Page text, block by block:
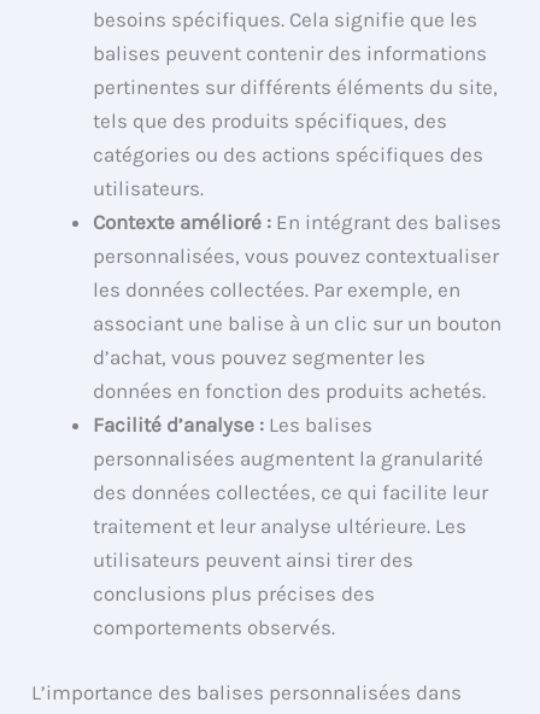
besoins spécifiques. Cela signifie que les
balises peuvent contenir des informations
pertinentes sur différents éléments du site,
tels que des produits spécifiques, des
catégories ou des actions spécifiques des
utilisateurs.
Contexte amélioré : En intégrant des balises
personnalisées, vous pouvez contextualiser
les données collectées. Par exemple, en
associant une balise à un clic sur un bouton
d’achat, vous pouvez segmenter les
données en fonction des produits achetés.
Facilité d’analyse : Les balises
personnalisées augmentent la granularité
des données collectées, ce qui facilite leur
traitement et leur analyse ultérieure. Les
utilisateurs peuvent ainsi tirer des
conclusions plus précises des
comportements observés.
L’importance des balises personnalisées dans